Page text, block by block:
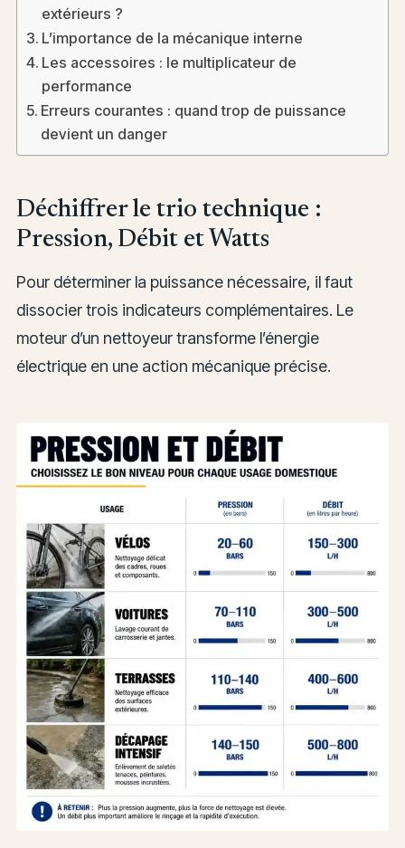
extérieurs ?
L’importance de la mécanique interne
Les accessoires : le multiplicateur de
performance
Erreurs courantes : quand trop de puissance
devient un danger
Déchiffrer le trio technique :
Pression, Débit et Watts
Pour déterminer la puissance nécessaire, il faut
dissocier trois indicateurs complémentaires. Le
moteur d’un nettoyeur transforme l’énergie
électrique en une action mécanique précise.